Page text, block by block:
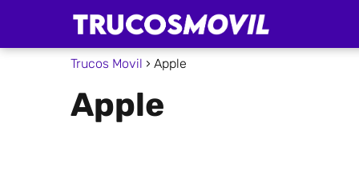
Trucos Movil Apple
Apple